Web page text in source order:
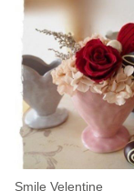
Smile Velentine